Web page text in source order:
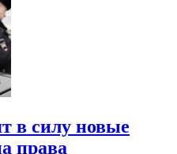
в силу новые
права